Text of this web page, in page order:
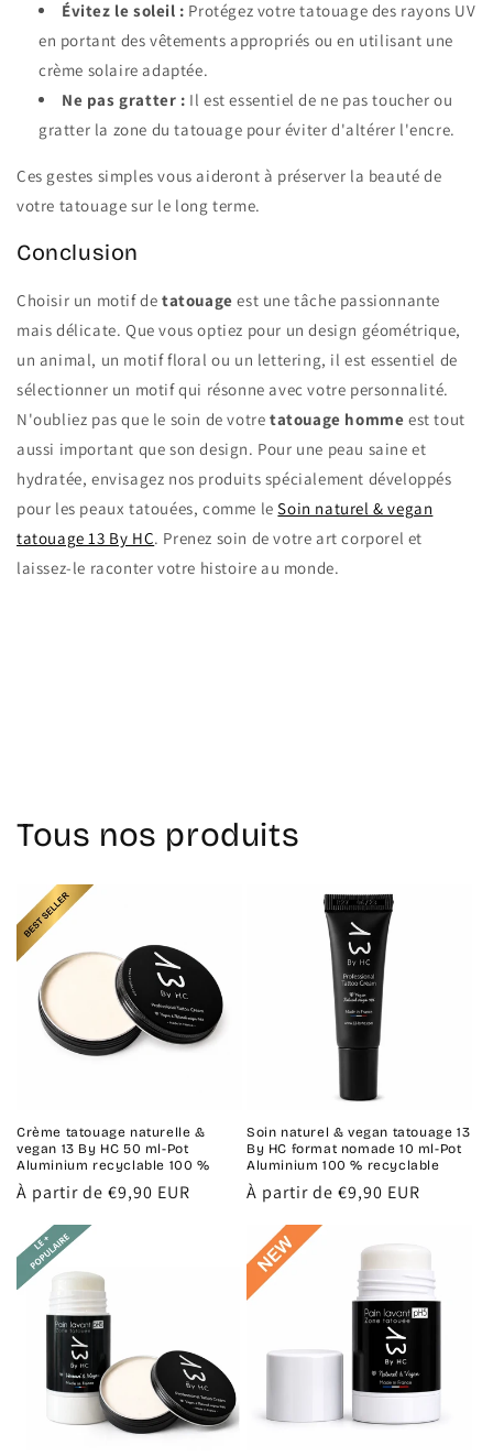
Évitez le soleil : Protégez votre tatouage des rayons UV
en portant des vêtements appropriés ou en utilisant une
crème solaire adaptée.
Ne pas gratter : Il est essentiel de ne pas toucher ou
gratter la zone du tatouage pour éviter d'altérer l'encre.
Ces gestes simples vous aideront à préserver la beauté de
votre tatouage sur le long terme.
Conclusion
Choisir un motif de tatouage est une tâche passionnante
mais délicate. Que vous optiez pour un design géométrique,
un animal, un motif floral ou un lettering, il est essentiel de
sélectionner un motif qui résonne avec votre personnalité.
N'oubliez pas que le soin de votretatouage homme est tout
aussi important que son design. Pour une peau saine et
hydratée, envisagez nos produits spécialement développés
pour les peaux tatouées, comme leSoin naturel & vegan
tatouage 13 By HC. Prenez soin de votre art corporel et
laissez-le raconter votre histoire au monde.
Tous nos produits
Crème tatouage naturelle &
vegan 13 By HC 50 ml-Pot
Aluminium recyclable 100 %
Prix
À partir de €9,90 EUR
Soin naturel & vegan tatouage 13
By HC format nomade 10 ml-Pot
Aluminium 100 % recyclable
Prix
À partir de €9,90 EUR